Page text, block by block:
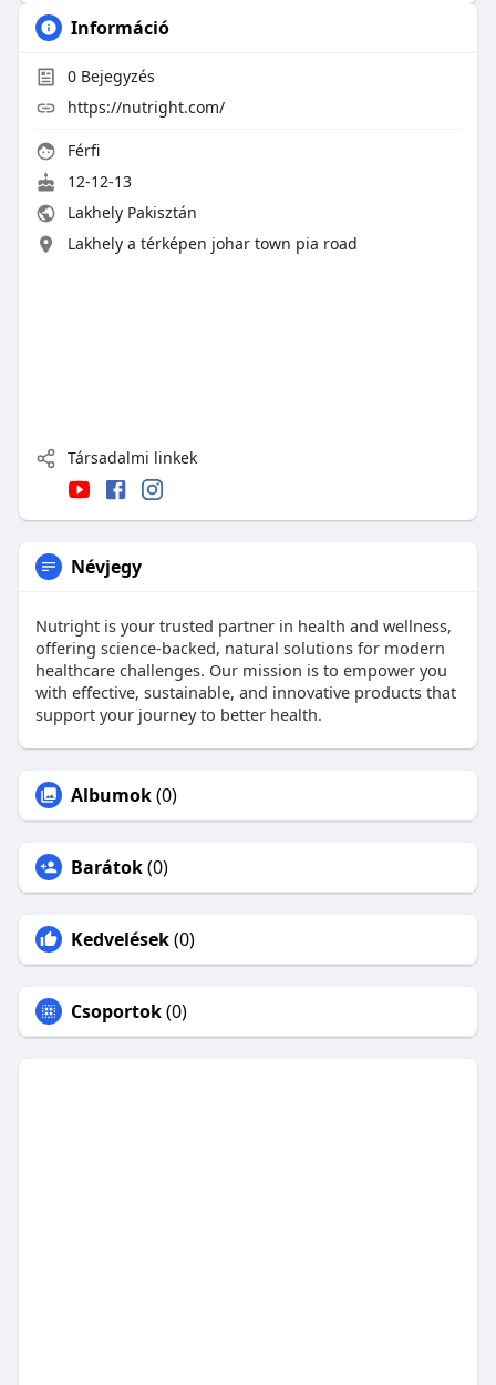
Információ
0Bejegyzés
https://nutright.com/
Férfi
12-12-13
Lakhely Pakisztán
Lakhely a térképen johar town pia road
Társadalmi linkek
Névjegy
Nutright is your trusted partner in health and wellness,
offering science-backed, natural solutions for modern
healthcare challenges. Our mission is to empower you
with effective, sustainable, and innovative products that
support your journey to better health.
Albumok(0)
Barátok(0)
Kedvelések(0)
Csoportok(0)